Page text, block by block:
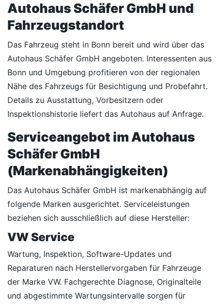
Autohaus Schäfer GmbH und
Fahrzeugstandort
Das Fahrzeug steht in Bonn bereit und wird über das
Autohaus Schäfer GmbH angeboten. Interessenten aus
Bonn und Umgebung profitieren von der regionalen
Nähe des Fahrzeugs für Besichtigung und Probefahrt.
Details zu Ausstattung, Vorbesitzern oder
Inspektionshistorie liefert das Autohaus auf Anfrage.
Serviceangebot im Autohaus
Schäfer GmbH
(Markenabhängigkeiten)
Das Autohaus Schäfer GmbH ist markenabhängig auf
folgende Marken ausgerichtet. Serviceleistungen
beziehen sich ausschließlich auf diese Hersteller:
VW Service
Wartung, Inspektion, Software-Updates und
Reparaturen nach Herstellervorgaben für Fahrzeuge
der Marke VW. Fachgerechte Diagnose, Originalteile
und abgestimmte Wartungsintervalle sorgen für